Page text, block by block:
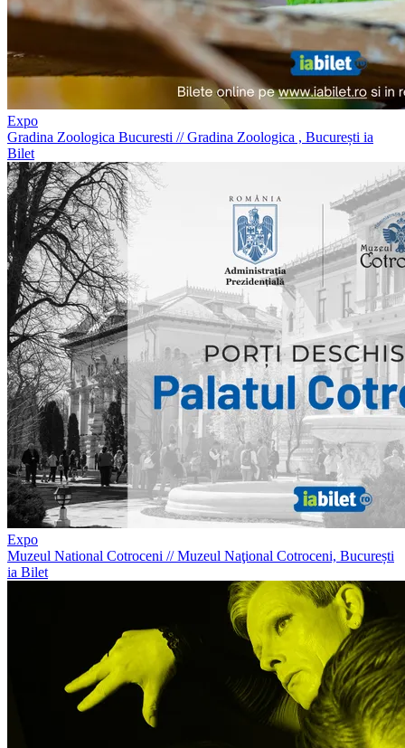
Expo
Gradina Zoologica Bucuresti //Gradina Zoologica , București ia
Bilet
Expo
Muzeul National Cotroceni //Muzeul Naţional Cotroceni, București
ia Bilet